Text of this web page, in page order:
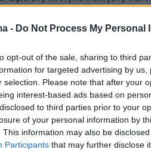
- Do Not Process My Personal
opt-out of the sale, sharing to third
for targeted advertising by
selection. Please note that after your
interest-based ads based on
to third parties prior to your
of your personal information by
This information may also be
Participants that may further disclose
σε ξενοδοχείο της
μέσω των
συνεργασίας,
Ερυθρά
των Αρχών της χώρας
έκδοσή του για